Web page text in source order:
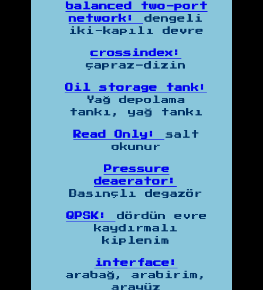
balanced two-port
network:
dengeli
iki-kapılı devre
crossindex:
çapraz-dizin
Oil storage tank:
Yağ depolama
tankı, yağ tankı
Read Only:
salt
okunur
Pressure
deaerator:
Basınçlı degazör
QPSK:
dördün evre
kaydırmalı
kiplenim
interface:
arabağ, arabirim,
arayüz